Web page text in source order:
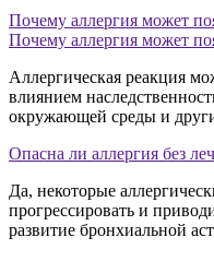
Почему аллергия может
Почему аллергия может
Аллергическая реакция
влиянием
окружающей среды и
Опасна ли аллергия без
Да, некоторые
прогрессировать и
развитие бронхиальной